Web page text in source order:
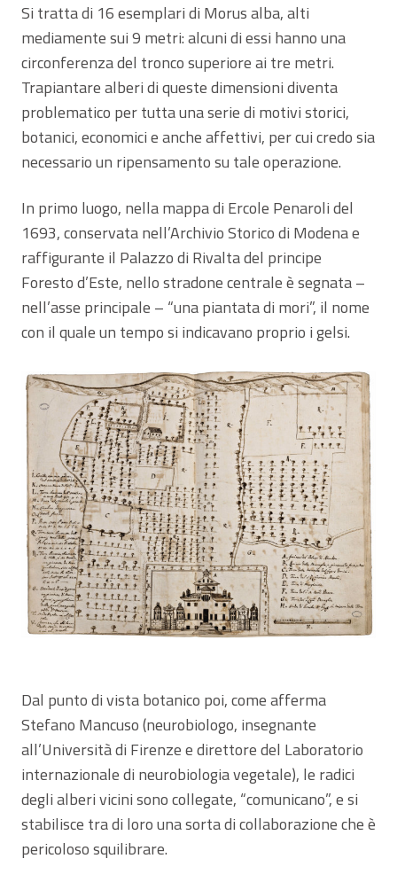
Si tratta di 16 esemplari di Morus alba, alti
mediamente sui 9 metri: alcuni di essi hanno una
circonferenza del tronco superiore ai tre metri.
Trapiantare alberi di queste dimensioni diventa
problematico per tutta una serie di motivi storici,
botanici, economici e anche affettivi, per cui credo sia
necessario un ripensamento su tale operazione.
In primo luogo, nella mappa di Ercole Penaroli del
1693, conservata nell’Archivio Storico di Modena e
raffigurante il Palazzo di Rivalta del principe
Foresto d’Este, nello stradone centrale è segnata –
nell’asse principale – “una piantata di mori”, il nome
con il quale un tempo si indicavano proprio i gelsi.
Dal punto di vista botanico poi, come afferma
Stefano Mancuso (neurobiologo, insegnante
all’Università di Firenze e direttore del Laboratorio
internazionale di neurobiologia vegetale), le radici
degli alberi vicini sono collegate, “comunicano”, e si
stabilisce tra di loro una sorta di collaborazione che è
pericoloso squilibrare.